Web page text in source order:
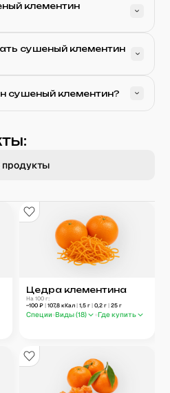
клементин
сушеный клементин
сушеный клементин?
продукты
Цедра клементина
На 100 г:
~100 ₽ | 107,8 кКал | 1,5 г | 0,2 г | 25 г
Специи Виды (18) Где купить